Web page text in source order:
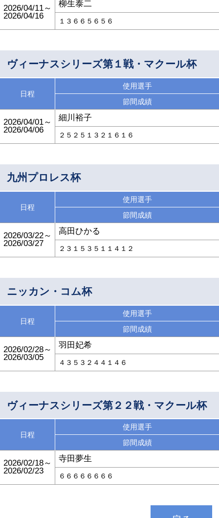
2026/04/11～
2026/04/16
柳生泰二
１３６６５６５６
ヴィーナスシリーズ第１戦・マクール杯
日程
使用選手
節間成績
2026/04/01～
2026/04/06
細川裕子
２５２５１３２１６１６
九州プロレス杯
日程
使用選手
節間成績
2026/03/22～
2026/03/27
高田ひかる
２３１５３５１１４１２
ニッカン・コム杯
日程
使用選手
節間成績
2026/02/28～
2026/03/05
羽田妃希
４３５３２４４１４６
ヴィーナスシリーズ第２２戦・マクール杯
日程
使用選手
節間成績
2026/02/18～
2026/02/23
寺田夢生
６６６６６６６６